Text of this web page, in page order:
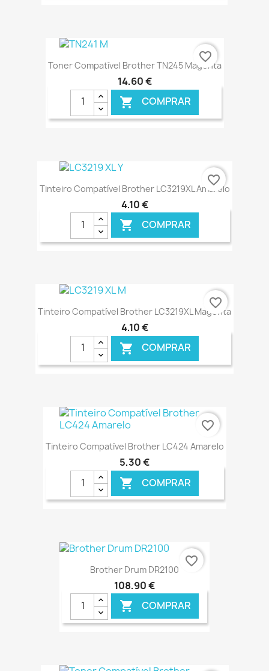
Toner Compatível Brother TN245 Magenta
14,60 €
 COMPRAR
€ ONLINE
favorite_border
Tinteiro Compatível Brother LC3219XL Amarelo
4,10 €
 COMPRAR
€ ONLINE
favorite_border
Tinteiro Compatível Brother LC3219XL Magenta
4,10 €
 COMPRAR
€ ONLINE
favorite_border
Tinteiro Compatível Brother LC424 Amarelo
5,30 €
 COMPRAR
favorite_border
Brother Drum DR2100
108,90 €
 COMPRAR
favorite_border